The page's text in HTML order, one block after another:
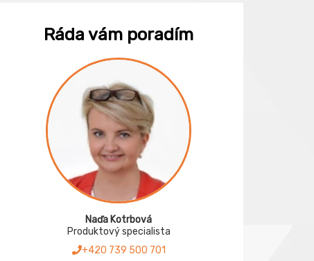
Ráda vám poradím
Naďa Kotrbová
Produktový specialista
+420 739 500 701